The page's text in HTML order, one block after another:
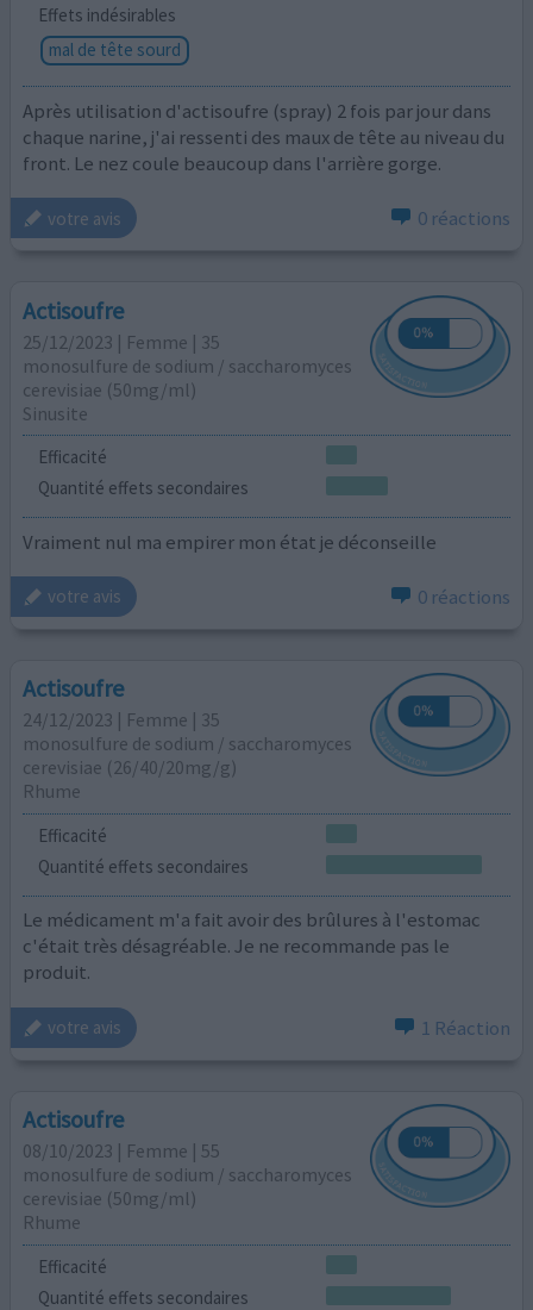
Effets indésirables
mal de tête sourd
Après utilisation d'actisoufre (spray) 2 fois par jour dans
chaque narine, j'ai ressenti des maux de tête au niveau du
front. Le nez coule beaucoup dans l'arrière gorge.
votre avis 0 réactions
Actisoufre
25/12/2023 | Femme | 35
monosulfure de sodium / saccharomyces
cerevisiae (50mg/ml)
Sinusite
Efficacité
Quantité effets secondaires
Vraiment nul ma empirer mon état je déconseille
votre avis 0 réactions
Actisoufre
24/12/2023 | Femme | 35
monosulfure de sodium / saccharomyces
cerevisiae (26/40/20mg/g)
Rhume
Efficacité
Quantité effets secondaires
Le médicament m'a fait avoir des brûlures à l'estomac
c'était très désagréable. Je ne recommande pas le
produit.
votre avis 1 Réaction
Actisoufre
08/10/2023 | Femme | 55
monosulfure de sodium / saccharomyces
cerevisiae (50mg/ml)
Rhume
Efficacité
Quantité effets secondaires